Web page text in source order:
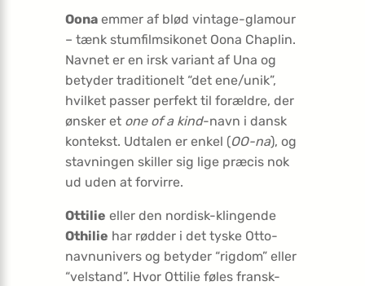
Oona emmer af blød vintage-glamour
– tænk stumfilmsikonet Oona Chaplin.
Navnet er en irsk variant af Una og
betyder traditionelt “det ene/unik”,
hvilket passer perfekt til forældre, der
ønsker et one of a kind-navn i dansk
kontekst. Udtalen er enkel (OO-na), og
stavningen skiller sig lige præcis nok
ud uden at forvirre.
Ottilie eller den nordisk-klingende
Othilie har rødder i det tyske Otto-
navnunivers og betyder “rigdom” eller
“velstand”. Hvor Ottilie føles fransk-